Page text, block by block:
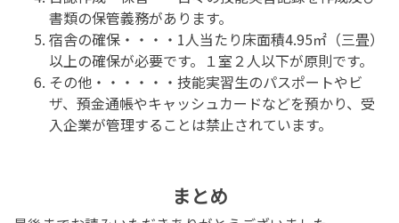
書類の保管義務があります。
宿舎の確保・・・・1人当たり床面積4.95㎡（三畳）
以上の確保が必要です。１室２人以下が原則です。
その他・・・・・・技能実習生のパスポートやビ
ザ、預金通帳やキャッシュカードなどを預かり、受
入企業が管理することは禁止されています。
まとめ